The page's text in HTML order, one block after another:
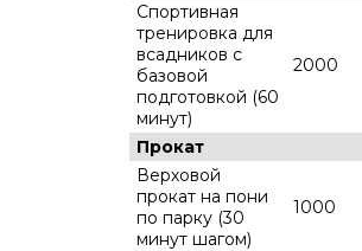
Спортивная
тренировка для
всадников с
базовой
подготовкой (60
минут)
2000
Прокат
Верховой
прокат на пони
по парку (30
минут шагом)
1000